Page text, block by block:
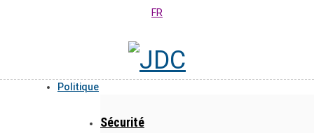
FR
Politique
Sécurité